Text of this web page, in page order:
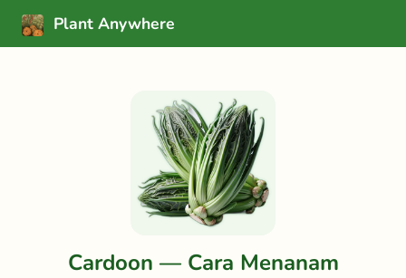
Plant Anywhere
Cardoon — Cara Menanam